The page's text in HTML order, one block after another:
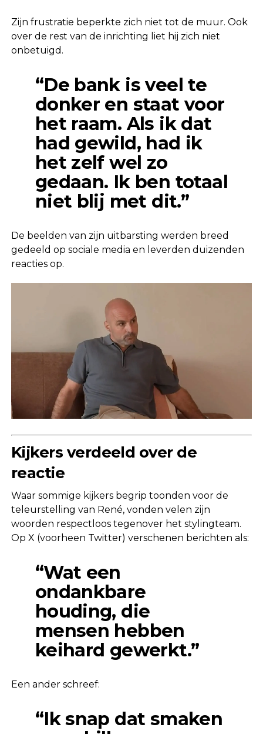
Zijn frustratie beperkte zich niet tot de muur. Ook
over de rest van de inrichting liet hij zich niet
onbetuigd.
“De bank is veel te
donker en staat voor
het raam. Als ik dat
had gewild, had ik
het zelf wel zo
gedaan. Ik ben totaal
niet blij met dit.”
De beelden van zijn uitbarsting werden breed
gedeeld op sociale media en leverden duizenden
reacties op.
Kijkers verdeeld over de
reactie
Waar sommige kijkers begrip toonden voor de
teleurstelling van René, vonden velen zijn
woorden respectloos tegenover het stylingteam.
Op X (voorheen Twitter) verschenen berichten als:
“Wat een
ondankbare
houding, die
mensen hebben
keihard gewerkt.”
Een ander schreef:
“Ik snap dat smaken